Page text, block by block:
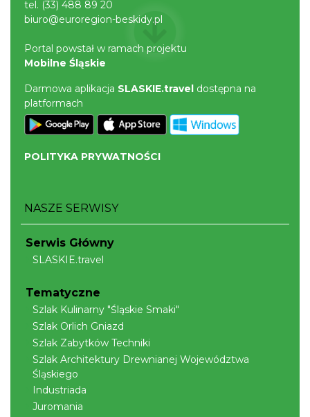
Cieszyn
0.24 km
Cieszyn
Cieszyn
0.24 km
tel. (33) 488 89 20
biuro@euroregion-beskidy.pl
Portal powstał w ramach projektu
Mobilne Śląskie
Darmowa aplikacja SLASKIE.travel dostępna na
platformach
POLITYKA PRYWATNOŚCI
NASZE SERWISY
Serwis Główny
SLASKIE.travel
Tematyczne
Szlak Kulinarny "Śląskie Smaki"
Szlak Orlich Gniazd
Szlak Zabytków Techniki
Szlak Architektury Drewnianej Województwa
Śląskiego
Industriada
Juromania